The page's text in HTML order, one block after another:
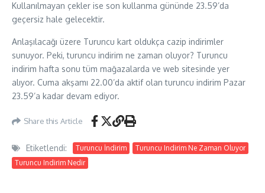
Kullanılmayan çekler ise son kullanma gününde 23.59’da
geçersiz hale gelecektir.
Anlaşılacağı üzere Turuncu kart oldukça cazip indirimler
sunuyor. Peki, turuncu indirim ne zaman oluyor? Turuncu
indirim hafta sonu tüm mağazalarda ve web sitesinde yer
alıyor. Cuma akşamı 22.00’da aktif olan turuncu indirim Pazar
23.59’a kadar devam ediyor.
Share this Article
Etiketlendi: Turuncu İndirim
Turuncu Indirim Ne Zaman Oluyor
Turuncu Indirim Nedir